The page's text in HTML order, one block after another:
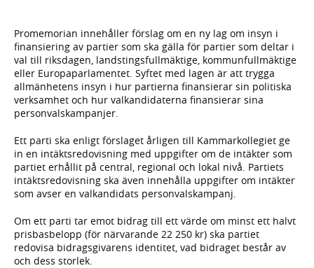
Promemorian innehåller förslag om en ny lag om insyn i
finansiering av partier som ska gälla för partier som deltar i
val till riksdagen, landstingsfullmäktige, kommunfullmäktige
eller Europaparlamentet. Syftet med lagen är att trygga
allmänhetens insyn i hur partierna finansierar sin politiska
verksamhet och hur valkandidaterna finansierar sina
personvalskampanjer.
Ett parti ska enligt förslaget årligen till Kammarkollegiet ge
in en intäktsredovisning med uppgifter om de intäkter som
partiet erhållit på central, regional och lokal nivå. Partiets
intäktsredovisning ska även innehålla uppgifter om intäkter
som avser en valkandidats personvalskampanj.
Om ett parti tar emot bidrag till ett värde om minst ett halvt
prisbasbelopp (för närvarande 22 250 kr) ska partiet
redovisa bidragsgivarens identitet, vad bidraget består av
och dess storlek.